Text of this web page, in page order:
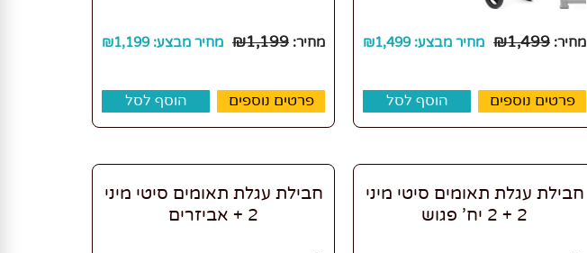
מחיר: ₪1,499 מחיר מבצע: ₪1,499
פרטים נוספים הוסף לסל
מחיר: ₪1,199 מחיר מבצע: ₪1,199
פרטים נוספים הוסף לסל
חבילת עגלת תאומים סיטי מיני
2 + 2 יח’ פגוש
חבילת עגלת תאומים סיטי מיני
2 + אביזרים